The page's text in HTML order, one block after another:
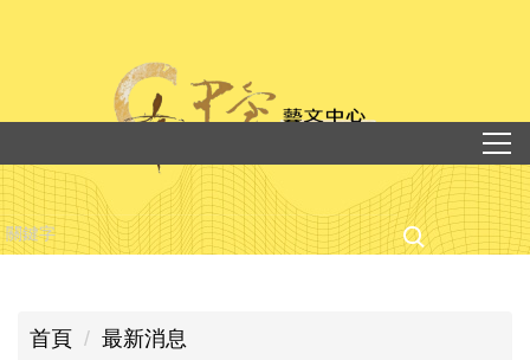
要
容
區
首頁 最新消息